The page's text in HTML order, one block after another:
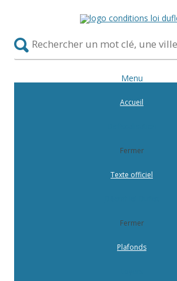
Menu
Accueil
Fermer
Texte officiel
Fermer
Plafonds